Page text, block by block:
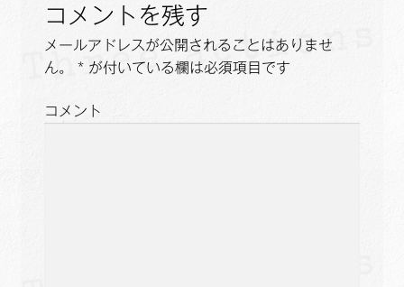
ー
シ
ン
コメントを残す
メールアドレスが公開されることはありませ
ん。
*が付いている欄は必須項目です
コメント